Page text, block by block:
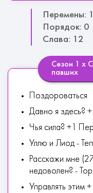
Перемены:
Порядок: 0
Слава: 12
Сезон 1 х
павших
Поздороваться
Давно я здесь?
Чья сила? +1
Уллю и Лиод -
Расскажи мне
недоволен? -
Управлять этим